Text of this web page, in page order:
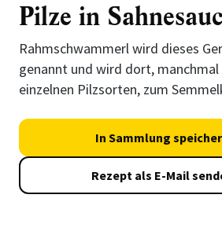
Pilze in
Rahmschwammerl wird dieses
genannt und wird dort, manchmal
einzelnen Pilzsorten, zum
In Sammlung
Rezept als E-Mail